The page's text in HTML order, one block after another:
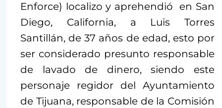
Enforce) localizo y aprehendió en San
Diego, California, a Luis Torres
Santillán, de 37 años de edad, esto por
ser considerado presunto responsable
de lavado de dinero, siendo este
personaje regidor del Ayuntamiento
de Tijuana, responsable de la Comisión